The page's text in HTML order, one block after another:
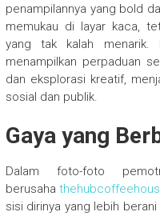
penampilannya yang bold
memukau di layar kaca,
yang tak kalah menarik.
menampilkan perpaduan
dan eksplorasi kreatif,
sosial dan publik.
Gaya yang
Dalam foto-foto
berusaha
sisi dirinya yang lebih